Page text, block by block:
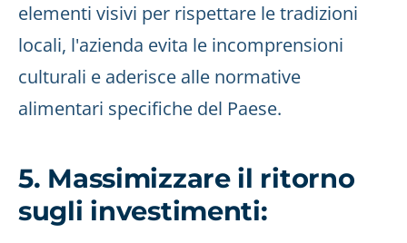
elementi visivi per rispettare le tradizioni
locali, l'azienda evita le incomprensioni
culturali e aderisce alle normative
alimentari specifiche del Paese.
5. Massimizzare il ritorno
sugli investimenti: